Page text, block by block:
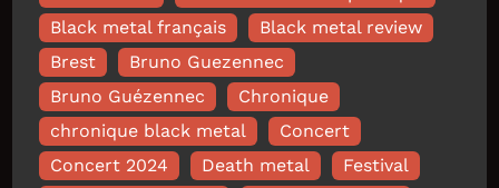
Black metal français
Black metal review
Brest
Bruno Guezennec
Bruno Guézennec
Chronique
chronique black metal
Concert
Concert 2024
Death metal
Festival